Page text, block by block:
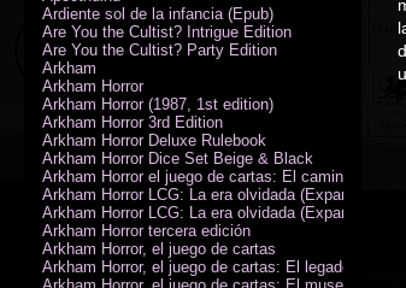
Ardiente sol de la infancia (Epub)
Are You the Cultist? Intrigue Edition
Are You the Cultist? Party Edition
Arkham
Arkham Horror
Arkham Horror (1987, 1st edition)
Arkham Horror 3rd Edition
Arkham Horror Deluxe Rulebook
Arkham Horror Dice Set Beige & Black
Arkham Horror el juego de cartas: El camino a
Arkham Horror LCG: La era olvidada (Expansión de
Arkham Horror LCG: La era olvidada (Expansión de
Arkham Horror tercera edición
Arkham Horror, el juego de cartas
Arkham Horror, el juego de cartas: El legado de